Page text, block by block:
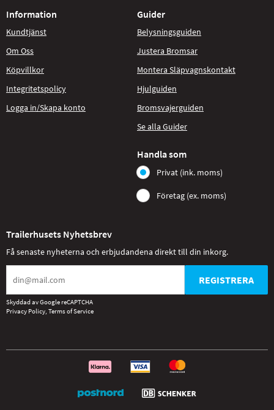
Information
Kundtjänst
Om Oss
Köpvillkor
Integritetspolicy
Logga in/Skapa konto
Guider
Belysningsguiden
Justera Bromsar
Montera Släpvagnskontakt
Hjulguiden
Bromsvajerguiden
Se alla Guider
Handla som
Privat (ink. moms)
Företag (ex. moms)
Trailerhusets Nyhetsbrev
Få senaste nyheterna och erbjudandena direkt till din inkorg.
REGISTRERA
Skyddad av Google reCAPTCHA
Privacy Policy, Terms of Service